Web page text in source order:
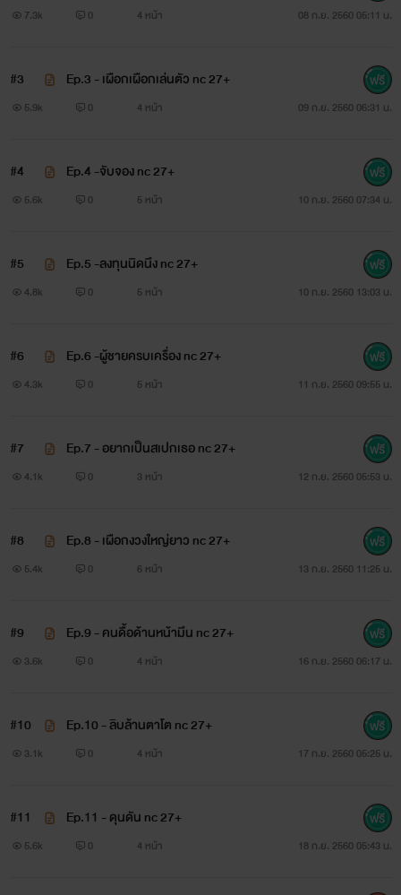
ณิการ์
“อา! จิ๋มสวยแล้วต้องขอบคุณหมอยังไงครับ ไหนแยกจิ๋มก
สินธุ์ เป็นหมอที่ขยันทำงานและขยันทำรักในเวลาเดียวกันส่วนเธอ
คือคนป่วยที่ไม่ได้ตั้งใจป่วยนามว่าต้องตา มาตรวจภายในเพื่อดู
ความบันเทิงจึงเกิดขึ้นระหว่างหมอสูตินรีเวชจอมหื่นกับคนป่วย
แบบไม่ได้ตั้งใจให้ป่วยจึงเกิดขึ้นปล.นิยายเรื่องนี้อาจมีคำหยาบ
นิยายเราจึงใส่ลงไปเพื่อความสมบูรณ์แบบค่ะ
ว้าง ๆ ให้พี่เผือกอีกทีหน่อยครับ”
และขยันทำรักในเวลาเดียวกัน......
ตรวจภายในเพื่อดูเชื้อมะเร็งปากมดลูก แต่สิ่งที่ได้กลับไปคือ "เชื้อ
ราในช่องคลอด" ความบันเทิงจึงเกิดขึ้นระหว่างหมอสูตินรีเวช
7.3k 0 4 หน้า 08 ก.ย. 2560 05:11 น.
#3 Ep.3 - เผือกเผือกเล่นตัว nc 27+
5.9k 0 4 หน้า 09 ก.ย. 2560 06:31 น.
#4 Ep.4 -จับจอง nc 27+
5.6k 0 5 หน้า 10 ก.ย. 2560 07:34 น.
#5 Ep.5 -ลงทุนนิดนึง nc 27+
4.8k 0 5 หน้า 10 ก.ย. 2560 13:03 น.
#6 Ep.6 -ผู้ชายครบเครื่อง nc 27+
4.3k 0 5 หน้า 11 ก.ย. 2560 09:55 น.
#7 Ep.7 - อยากเป็นสเปกเธอ nc 27+
4.1k 0 3 หน้า 12 ก.ย. 2560 05:53 น.
#8 Ep.8 - เผือกงวงใหญ่ยาว nc 27+
5.4k 0 6 หน้า 13 ก.ย. 2560 11:25 น.
#9 Ep.9 - คนดื้อด้านหน้ามึน nc 27+
3.6k 0 4 หน้า 16 ก.ย. 2560 06:17 น.
#10 Ep.10 - ลิบล้านตาโต nc 27+
3.1k 0 4 หน้า 17 ก.ย. 2560 05:25 น.
#11 Ep.11 - ดุนดัน nc 27+
5.6k 0 4 หน้า 18 ก.ย. 2560 05:43 น.